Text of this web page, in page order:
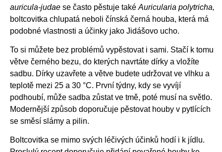
auricula-judae se často pěstuje také Auricularia polytricha,
boltcovitka chlupatá neboli čínská černá houba, která má
podobné vlastnosti a účinky jako Jidášovo ucho.
To si můžete bez problémů vypěstovat i sami. Stačí k tomu
větve černého bezu, do kterých navrtáte dírky a vložíte
sadbu. Dírky uzavřete a větve budete udržovat ve vlhku a
teplotě mezi 25 a 30 °C. První týdny, kdy se vyvíjí
podhoubí, může sadba zůstat ve tmě, poté musí na světlo.
Modernější způsob doporučuje pěstovat houby v pytlících
se směsí slámy a pilin.
Boltcovitka se mimo svých léčivých účinků hodí i k jídlu.